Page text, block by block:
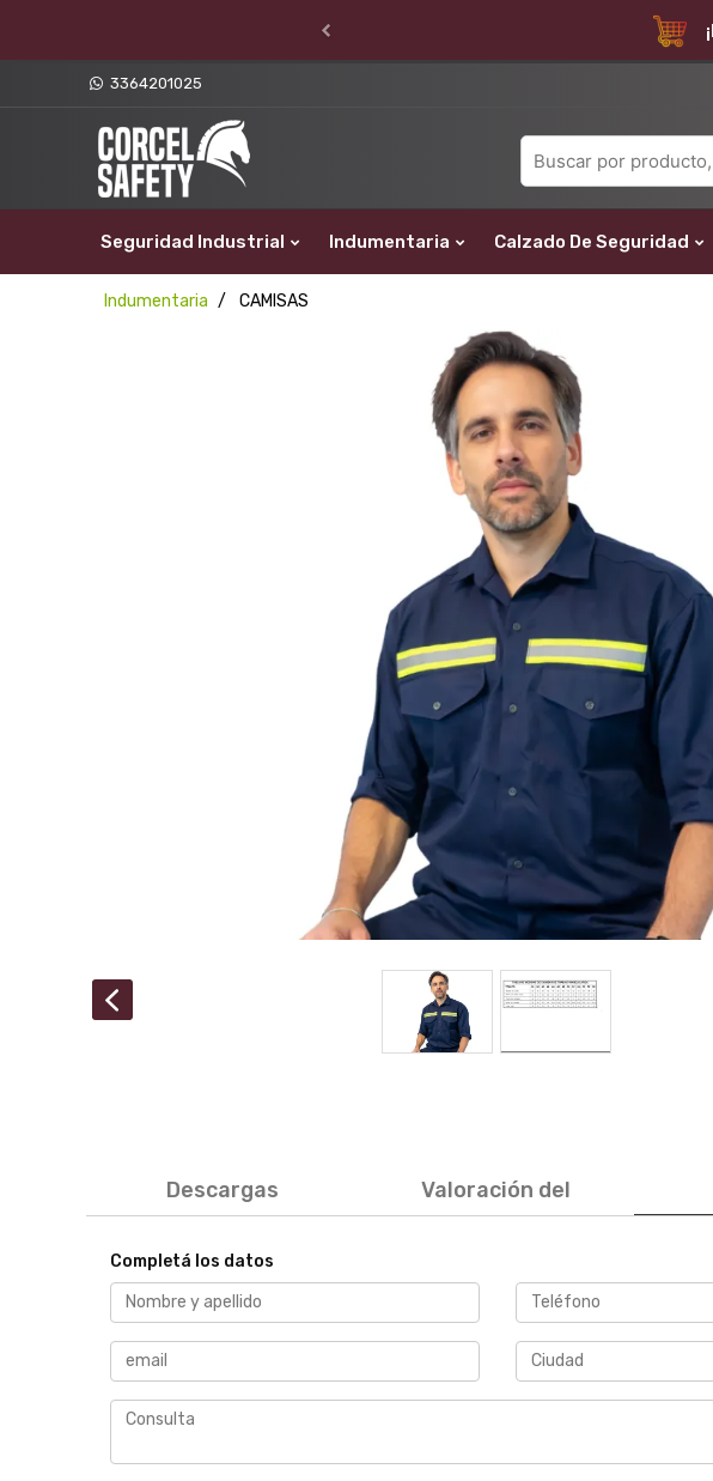
3364201025
Seguridad Industrial Indumentaria Calzado De Seguridad
Indumentaria CAMISAS
Descargas
Valoración del
Completá los datos